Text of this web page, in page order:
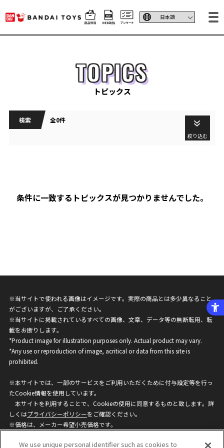
TOPICS
トピックス
検索 全0件
絞り込む
条件に一致するトピックスが見つかりませんでした。
※当サイトで使われる画像はイメージです。実際の商品とは多少異なること
がございますが、ご了承ください。
※当サイトに掲載されているすべての画像、文章、データ等の無断転用、転
載をお断りします。
*Product image for illustration purposes only. Actual product may vary.
*Any use or reproduction of image, acritical or data from this site is
prohibited.
※本サイトでは、一部のサービスをご利用いただくために付与設定等を行っ
たCookie情報を使用しています。
本サイトを利用することで、Cookieの使用に同意するものと致します。詳
しくはプライバシーポリシーをご確認ください。
※価格は、メーカー希望小売価格です。
ざいますのでご了承ください。
We use unique personal identifier such as cookies to